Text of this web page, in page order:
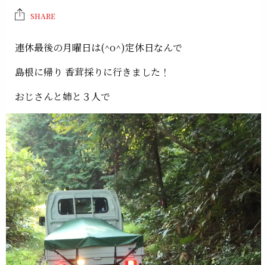
SHARE
連休最後の月曜日は(^o^)定休日なんで
島根に帰り 香茸採りに行きました！
おじさんと姉と３人で